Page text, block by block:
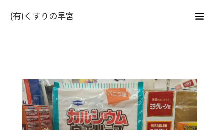
(有)くすりの早宮